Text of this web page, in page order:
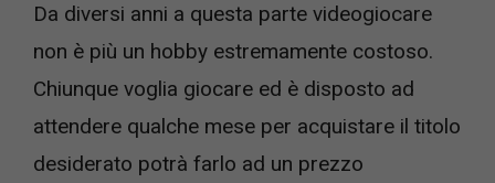
Da diversi anni a questa parte videogiocare
non è più un hobby estremamente costoso.
Chiunque voglia giocare ed è disposto ad
attendere qualche mese per acquistare il titolo
desiderato potrà farlo ad un prezzo